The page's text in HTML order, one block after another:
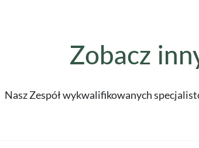
Zobacz
Nasz Zespół wykwalifikowanych